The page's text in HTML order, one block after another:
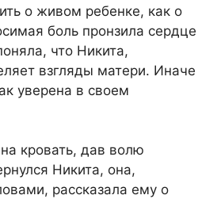
о живом ребенке, как о
боль пронзила сердце
что Никита,
взгляды матери. Иначе
уверена в своем
кровать, дав волю
Никита, она,
рассказала ему о